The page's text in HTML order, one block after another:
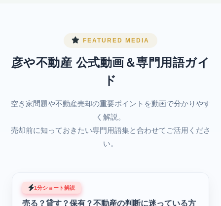
FEATURED MEDIA
彦や不動産 公式動画＆専門用語ガイ
ド
空き家問題や不動産売却の重要ポイントを動画で分かりやす
く解説。
売却前に知っておきたい専門用語集と合わせてご活用くださ
い。
1分ショート解説
売る？貸す？保有？不動産の判断に迷っている方